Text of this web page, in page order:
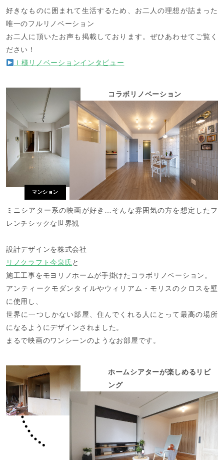
好きなものに囲まれて生活するため、お二人の理想が詰まった
唯一のフルリノベーション
お二人に頂いたお声も掲載しております。ぜひあわせてご覧く
ださい！
Ｉ様リノベーションインタビュー
コラボリノベーション
マンション
ミニシアター系の映画が好き…そんな雰囲気の方を想定したフ
レンチシックな世界観
設計デザインを株式会社
リノクラフト今泉氏と
施工工事をモヨリノホームが手掛けたコラボリノベーション。
アンティークモダンタイルやウィリアム・モリスのクロスを壁
に使用し、
世界に一つしかない部屋、住んでくれる人にとって最高の場所
になるようにデザインされました。
まるで映画のワンシーンのようなお部屋です。
ホームシアターが楽しめるリビ
ング